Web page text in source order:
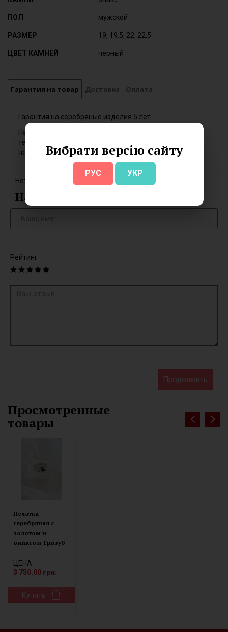
Вибрати версію сайту
РУС УКР
ПОЛ мужской
РАЗМЕР 19, 19.5, 22, 22.5
ЦВЕТ КАМНЕЙ черный
Гарантия на товар Доставка Оплата
Гарантия на серебряные изделия 5 лет.
На обмен принимаются новые изделия купленные в
течении 7 дней, опломбированные, при наличии
паспорта изделия.
Нет отзывов об этом товаре.
Написать отзыв
Рейтинг
Продолжить
Просмотренные
товары
Печатка
серебряная с
золотом и
ониксом Тризуб
ЦЕНА:
3 750.00 грн.
Купить